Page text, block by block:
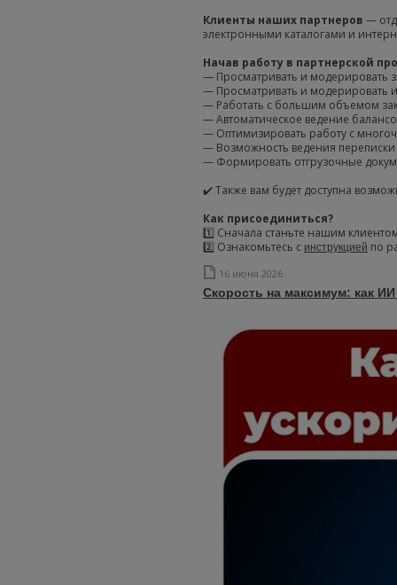
Клиенты наших партнеров —
электронными каталогами и
Начав работу в партнерской
— Просматривать и модерировать
— Просматривать и модерировать
— Работать с большим объемом
— Автоматическое ведение
— Оптимизировать работу с
— Возможность ведения
— Формировать отгрузочные
✔️ Также вам будет доступна
Как присоединиться?
1️⃣ Сначала станьте нашим
2️⃣ Ознакомьтесь с инструкцией по
16 июня 2026
Скорость на максимум: как